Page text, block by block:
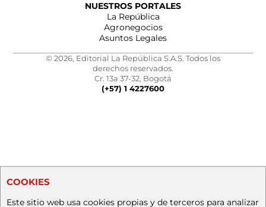
NUESTROS PORTALES
La República
Agronegocios
Asuntos Legales
© 2026, Editorial La República S.A.S. Todos los
derechos reservados.
Cr. 13a 37-32, Bogotá
(+57) 1 4227600
COOKIES
Este sitio web usa cookies propias y de terceros para analizar